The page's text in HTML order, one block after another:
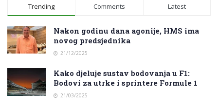
Trending Comments Latest
Nakon godinu dana agonije, HMS ima
novog predsjednika
21/12/2025
Kako djeluje sustav bodovanja u F1:
Bodovi za utrke i sprintere Formule 1
21/03/2025